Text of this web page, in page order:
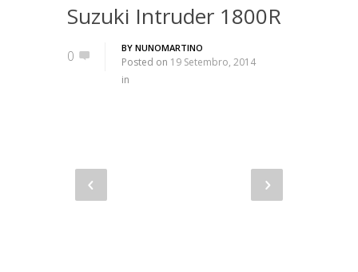
Suzuki Intruder 1800R
0 BY NUNOMARTINO
Posted on 19 Setembro, 2014
in